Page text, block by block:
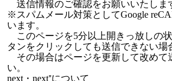
送信情報のご確認をお願いいたしま
※スパムメール対策としてGoogle
います。
このページを5分以上開きっ放しの
タンをクリックしても送信できない場
その場合はページを更新して改めて
い。
next・next⁺について